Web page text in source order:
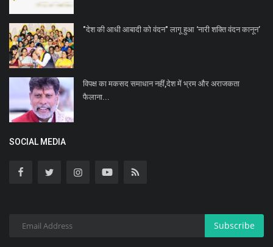
"देश की आधी आबादी को वंदन" लागू हुआ ‘नारी शक्ति वंदन कानून’
विपक्ष का मकसद समाधान नहीं,देश में भ्रम और अराजकता
फैलाना...
SOCIAL MEDIA
Subscribe